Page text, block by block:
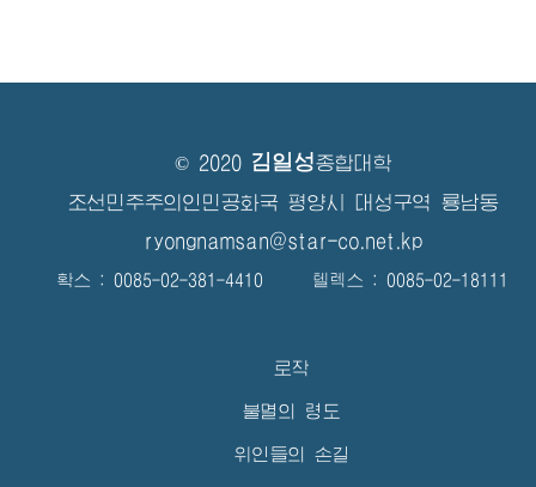
© 2020 김일성종합대학
조선민주주의인민공화국 평양시 대성구역 룡남동
ryongnamsan@star-co.net.kp
확스 : 0085-02-381-4410 텔렉스 : 0085-02-18111
로작
불멸의 령도
위인들의 손길